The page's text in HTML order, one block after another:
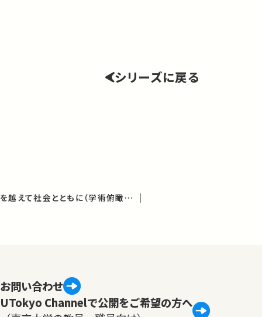
シリーズに戻る
国境なき数学－ことばを越えて社会とともに（学術俯瞰講義）
お問い合わせ
UTokyo Channelで公開をご希望の方へ